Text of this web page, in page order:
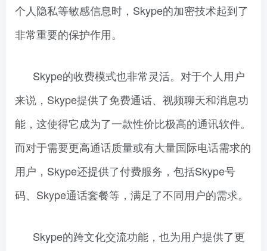
个人隐私等敏感信息时，Skype的加密技术起到了
非常重要的保护作用。
Skype的收费模式也非常灵活。对于个人用户
来说，Skype提供了免费通话、视频聊天和消息功
能，这使得它成为了一款性价比极高的通讯软件。
而对于需要更高通话质量或有大量国际电话需求的
用户，Skype还提供了付费服务，包括Skype号
码、Skype通话套餐等，满足了不同用户的需求。
Skype的跨文化交流功能，也为用户提供了更